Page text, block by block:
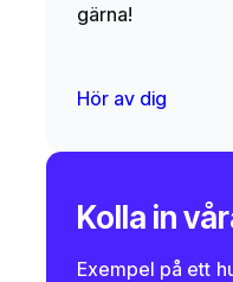
gärna!
Hör av dig
Kolla in
Exempel på ett